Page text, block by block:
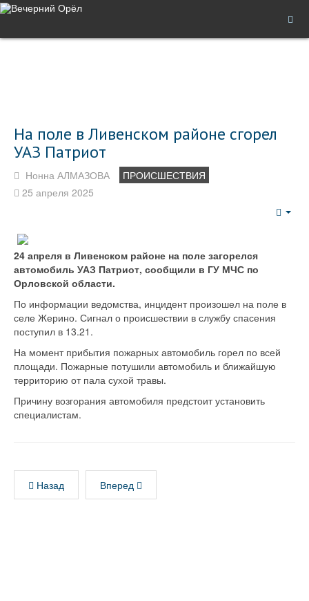
На поле в Ливенском районе сгорел
УАЗ Патриот
Нонна АЛМАЗОВА
ПРОИСШЕСТВИЯ
25 апреля 2025
24 апреля в Ливенском районе на поле загорелся
автомобиль УАЗ Патриот, сообщили в ГУ МЧС по
Орловской области.
По информации ведомства, инцидент произошел на поле в
селе Жерино. Сигнал о происшествии в службу спасения
поступил в 13.21.
На момент прибытия пожарных автомобиль горел по всей
площади. Пожарные потушили автомобиль и ближайшую
территорию от пала сухой травы.
Причину возгорания автомобиля предстоит установить
специалистам.
Назад Вперед